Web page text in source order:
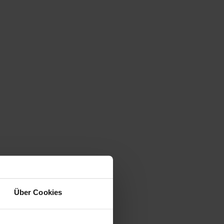
Über Cookies